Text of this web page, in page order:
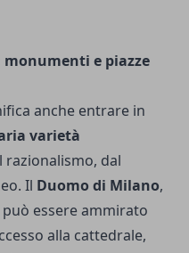
e piazze
anche entrare in
varietà
razionalismo, dal
Il Duomo di Milano,
essere ammirato
alla cattedrale,